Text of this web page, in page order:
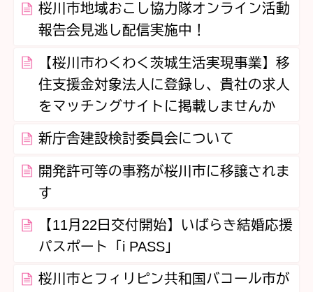
桜川市地域おこし協力隊オンライン活動
報告会見逃し配信実施中！
【桜川市わくわく茨城生活実現事業】移
住支援金対象法人に登録し、貴社の求人
をマッチングサイトに掲載しませんか
新庁舎建設検討委員会について
開発許可等の事務が桜川市に移譲されま
す
【11月22日交付開始】いばらき結婚応援
パスポート「i PASS」
桜川市とフィリピン共和国バコール市が